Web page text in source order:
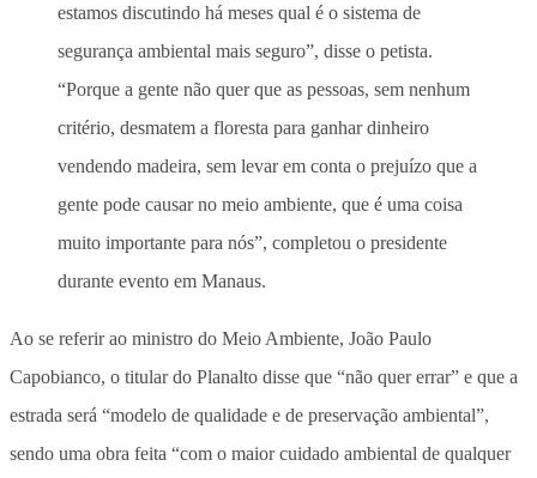
estamos discutindo há meses qual é o sistema de
segurança ambiental mais seguro”, disse o petista.
“Porque a gente não quer que as pessoas, sem nenhum
critério, desmatem a floresta para ganhar dinheiro
vendendo madeira, sem levar em conta o prejuízo que a
gente pode causar no meio ambiente, que é uma coisa
muito importante para nós”, completou o presidente
durante evento em Manaus.
Ao se referir ao ministro do Meio Ambiente, João Paulo
Capobianco, o titular do Planalto disse que “não quer errar” e que a
estrada será “modelo de qualidade e de preservação ambiental”,
sendo uma obra feita “com o maior cuidado ambiental de qualquer